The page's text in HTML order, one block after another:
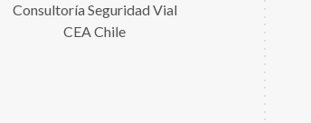
Consultoría Seguridad Vial
CEA Chile